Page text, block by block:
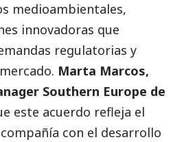
medioambientales,
innovadoras que
regulatorias y
Marta Marcos,
Southern Europe de
este acuerdo refleja el
con el desarrollo